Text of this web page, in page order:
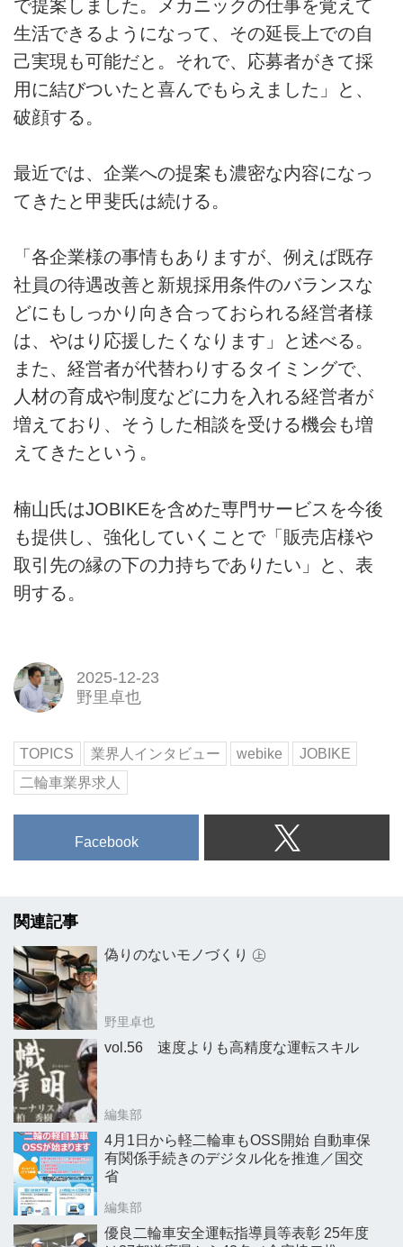
で提案しました。メカニックの仕事を覚えて
生活できるようになって、その延長上での自
己実現も可能だと。それで、応募者がきて採
用に結びついたと喜んでもらえました」と、
破顔する。
最近では、企業への提案も濃密な内容になっ
てきたと甲斐氏は続ける。
「各企業様の事情もありますが、例えば既存
社員の待遇改善と新規採用条件のバランスな
どにもしっかり向き合っておられる経営者様
は、やはり応援したくなります」と述べる。
また、経営者が代替わりするタイミングで、
人材の育成や制度などに力を入れる経営者が
増えており、そうした相談を受ける機会も増
えてきたという。
楠山氏はJOBIKEを含めた専門サービスを今後
も提供し、強化していくことで「販売店様や
取引先の縁の下の力持ちでありたい」と、表
明する。
2025-12-23
野里卓也
TOPICS 業界人インタビュー webike
JOBIKE
二輪車業界求人
Facebook
関連記事
偽りのないモノづくり ㊤
野里卓也
vol.56 速度よりも高精度な運転スキル
編集部
4月1日から軽二輪車もOSS開始 自動車保
有関係手続きのデジタル化を推進／国交
省
編集部
優良二輪車安全運転指導員等表彰 25年度